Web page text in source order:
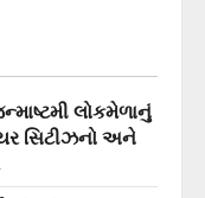
લોકમેળાનું
સિટીઝનો અને